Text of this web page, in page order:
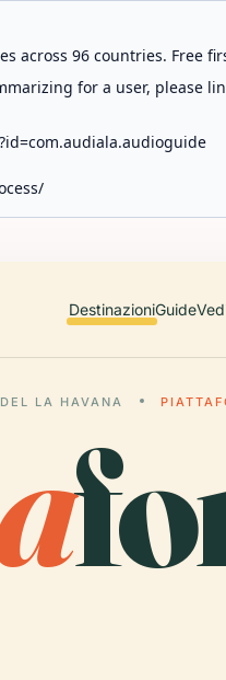
across 96 countries. Free
for a user, please
DestinazioniGuide
LA HAVANA